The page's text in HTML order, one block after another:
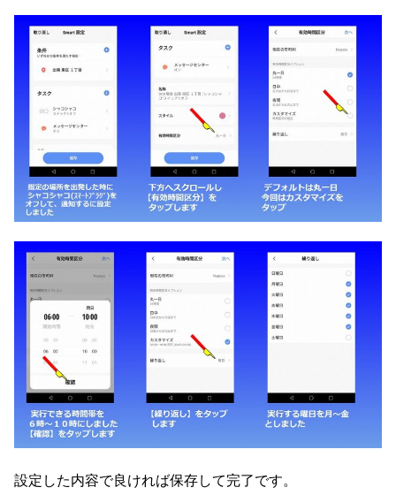
設定した内容で良ければ保存して完了です。